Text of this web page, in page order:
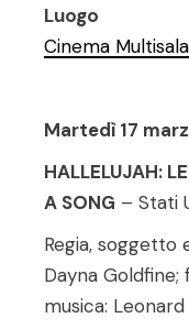
Luogo
Cinema
Martedì 17
HALLELUJAH:
A SONG – Stati
Regia, soggetto
Dayna Goldfine;
musica: